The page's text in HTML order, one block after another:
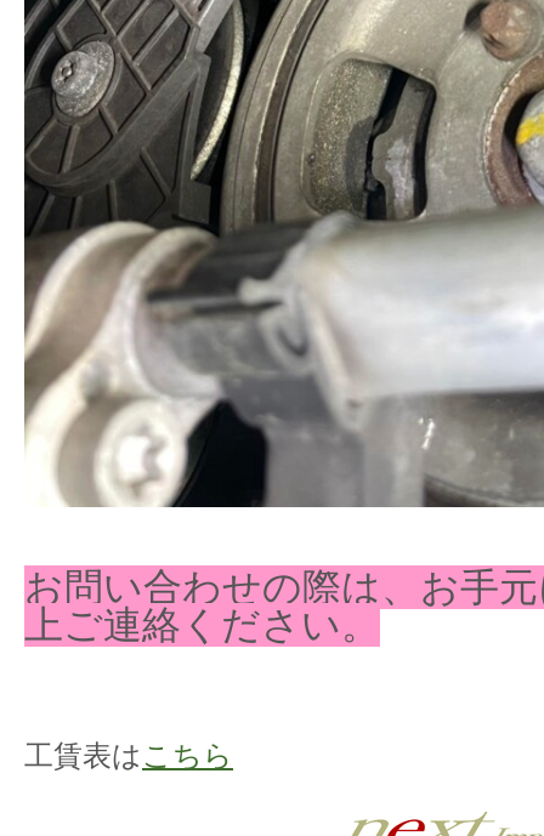
お問い合わせの際は、お手
上ご連絡ください。
工賃表は こちら